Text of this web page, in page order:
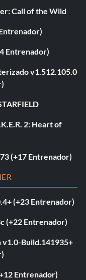
Call of the Wild
Entrenador)
v1.512.105.0
2: Heart of
(+17 Entrenador)
(+23 Entrenador)
(+22 Entrenador)
Build.141935+
Entrenador)